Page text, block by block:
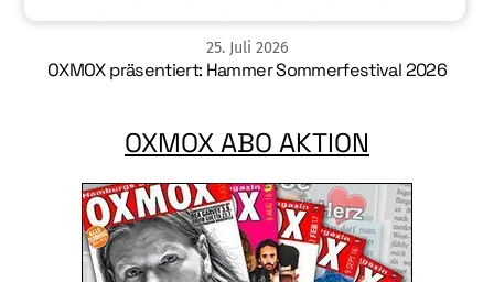
25. Juli 2026
OXMOX präsentiert: Hammer Sommerfestival 2026
OXMOX ABO AKTION